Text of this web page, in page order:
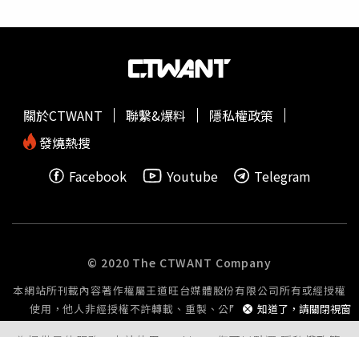
寶藏在當時的市場估價高達175萬英鎊，若折合現今通膨與
元）。報導中進一步說明，這些古物其學術重要性位居全球
西元2世紀至7世紀珍貴金屬窖藏的前五名；考古專家指出，
出當時的人是有意識且極其細心地安置這批財產。據錢幣鑄
造年代推測，這批寶藏約在西元5世紀初被埋入土中，當時
不可考，但專家推測埋藏的原因可能與當時混亂的局勢有
也被正式鑑定為「國有寶藏」，依照當時英國法令，這批珍
寶歸屬王室所有，並按市場價格轉售給博物館，所得獎金則
由發現者勞斯與農場主沃特林平分。這場原本只是為了找尋
遺失鐵鎚的意外搜索，最終竟讓兩人獲得了175萬英鎊（約
新台幣7500萬元）的巨額回饋，更成為一段傳奇尋寶故
知道了，請關閉視窗
關於CTWANT 聯繫&爆料
隱私權政策
發燒熱搜
Facebook
Youtube Telegram
© 2020 The CTWANT Company
本網站所刊載內容著作權屬王道旺台媒體股份有限公司所有或經授權
使用，他人非經授權不許轉載、重製、公開播送或公開傳輸。